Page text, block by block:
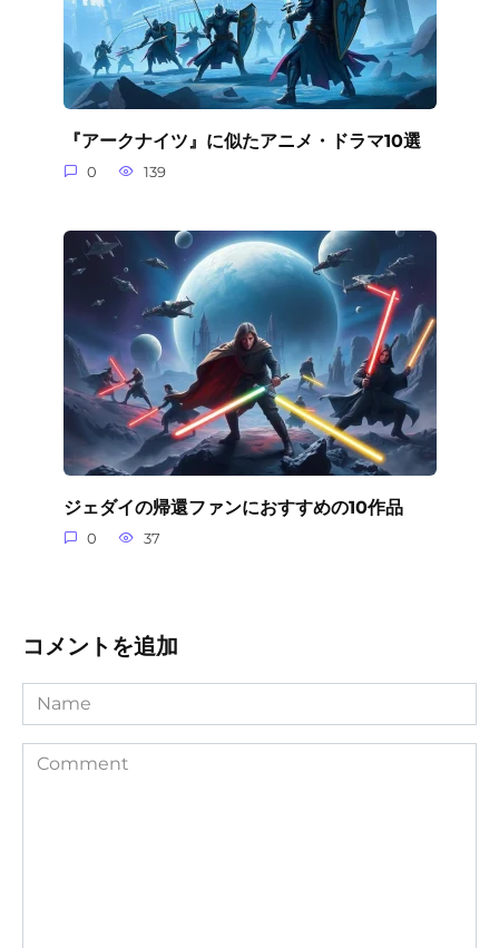
『アークナイツ』に似たアニメ・ドラマ10選
0 139
ジェダイの帰還ファンにおすすめの10作品
0 37
コメントを追加
Name
Comment